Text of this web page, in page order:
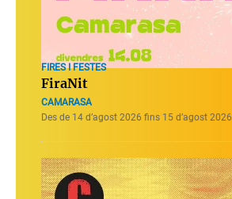
FIRES I FESTES
FiraNit
CAMARASA
Des de 14 d’agost 2026 fins 15 d’agost 2026